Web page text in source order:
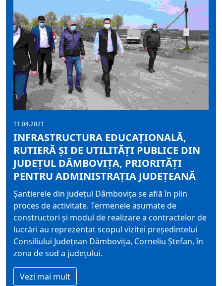
11.04.2021
INFRASTRUCTURA EDUCAȚIONALĂ,
RUTIERĂ ȘI DE UTILITĂȚI PUBLICE DIN
JUDEȚUL DÂMBOVIȚA, PRIORITĂȚI
PENTRU ADMINISTRAȚIA JUDEȚEANĂ
Șantierele din județul Dâmbovița se află în plin
proces de activitate. Termenele asumate de
constructori și modul de realizare a contractelor de
lucrări au reprezentat scopul vizitei președintelui
Consiliului Județean Dâmbovița, Corneliu Ștefan, în
zona de sud a județului.
Vezi mai mult